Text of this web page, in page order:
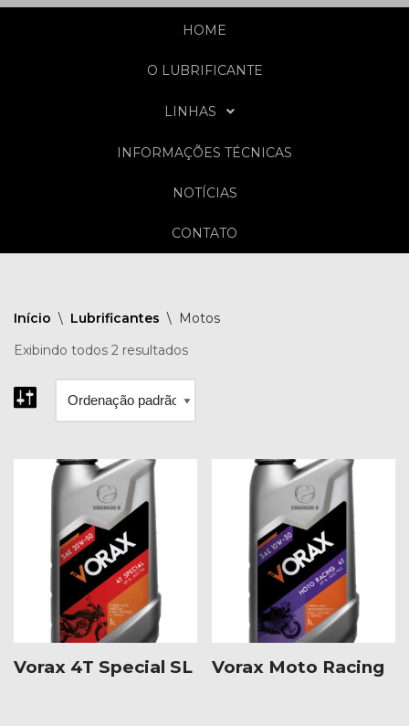
HOME
O LUBRIFICANTE
LINHAS
INFORMAÇÕES TÉCNICAS
NOTÍCIAS
CONTATO
Início \ Lubrificantes \ Motos
Exibindo todos 2 resultados
Vorax 4T Special SL Vorax Moto Racing